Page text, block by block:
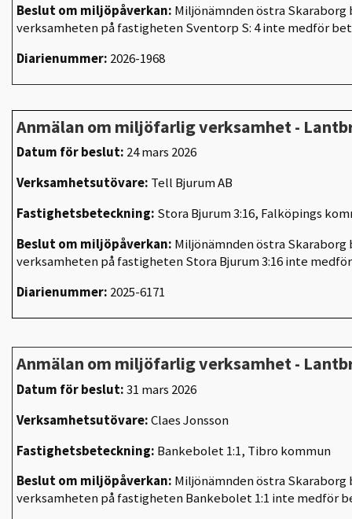
Beslut om miljöpåverkan: Miljönämnden östra
verksamheten på fastigheten Sventorp S: 4 inte medför
Diarienummer: 2026-1968
Anmälan om miljöfarlig verksamhet -
Datum för beslut: 24 mars 2026
Verksamhetsutövare: Tell Bjurum AB
Fastighetsbeteckning: Stora Bjurum 3:16, Falköpings
Beslut om miljöpåverkan: Miljönämnden östra
verksamheten på fastigheten Stora Bjurum 3:16 inte
Diarienummer: 2025-6171
Anmälan om miljöfarlig verksamhet -
Datum för beslut:31 mars 2026
Verksamhetsutövare:Claes Jonsson
Fastighetsbeteckning: Bankebolet 1:1, Tibro kommun
Beslut om miljöpåverkan: Miljönämnden östra
verksamheten på fastigheten Bankebolet 1:1 inte medför